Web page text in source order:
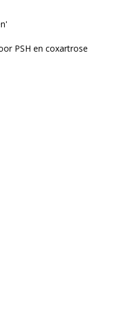
PSH en coxartrose